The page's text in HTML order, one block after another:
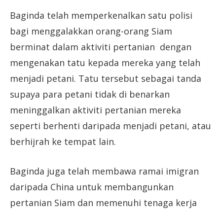
Baginda telah memperkenalkan satu polisi
bagi menggalakkan orang-orang Siam
berminat dalam aktiviti pertanian dengan
mengenakan tatu kepada mereka yang telah
menjadi petani. Tatu tersebut sebagai tanda
supaya para petani tidak di benarkan
meninggalkan aktiviti pertanian mereka
seperti berhenti daripada menjadi petani, atau
berhijrah ke tempat lain.
Baginda juga telah membawa ramai imigran
daripada China untuk membangunkan
pertanian Siam dan memenuhi tenaga kerja